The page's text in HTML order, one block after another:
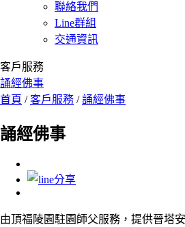
聯絡我們
Line群組
交通資訊
客戶服務
誦經佛事
首頁 /客戶服務 /誦經佛事
誦經佛事
由頂福陵園駐園師父服務，提供晉塔